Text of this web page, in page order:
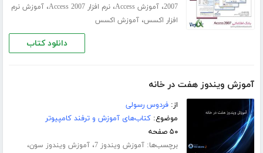
2007،آموزش Access ،نرم افزار Access 2007 ،آموزش نرم
افزار اکسس،آموزش اکسس
دانلود کتاب
آموزش ویندوز هفت در خانه
از:فردوس رسولی
موضوع:کتاب‌های آموزش و ترفند کامپیوتر
۵۰ صفحه
برچسب‌ها:آموزش ویندوز 7 ،آموزش ویندوز سون،